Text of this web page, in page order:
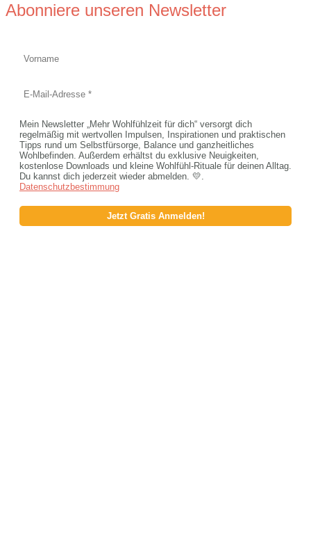
Abonniere unseren Newsletter
Mein Newsletter „Mehr Wohlfühlzeit für dich“ versorgt dich
regelmäßig mit wertvollen Impulsen, Inspirationen und praktischen
Tipps rund um Selbstfürsorge, Balance und ganzheitliches
Wohlbefinden. Außerdem erhältst du exklusive Neuigkeiten,
kostenlose Downloads und kleine Wohlfühl-Rituale für deinen Alltag.
Du kannst dich jederzeit wieder abmelden. 💛.
Datenschutzbestimmung